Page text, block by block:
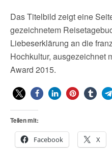
Das Titelbild zeigt eine
gezeichnetem
Liebeserklärung an die
Hochkultur, ausgezeichnet
Award 2015.
Teilen mit:
Facebook X